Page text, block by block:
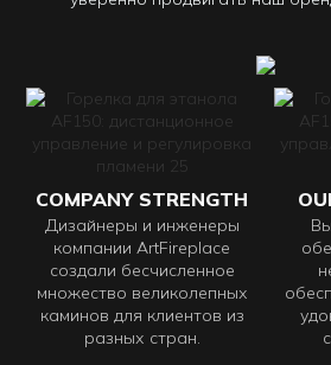
COMPANY STRENGTH
Дизайнеры и инженеры
компании ArtFireplace
создали бесчисленное
множество великолепных
каминов для клиентов из
разных стран.